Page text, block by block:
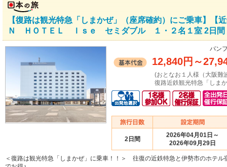
【復路は観光特急「しまかぜ」（座席確約）にご乗車】【
Ｎ ＨＯＴＥＬ Ｉｓｅ セミダブル １・２名１室 2日間
パン
12,840円 ～
(おとなお１人様（大阪難
復路近鉄観光特急「しま
2日間
2026年04月01日～
2026年09月29日
＜復路は観光特急「しまかぜ」に乗車！！＞ 往復の近鉄特急と伊勢市のホテル